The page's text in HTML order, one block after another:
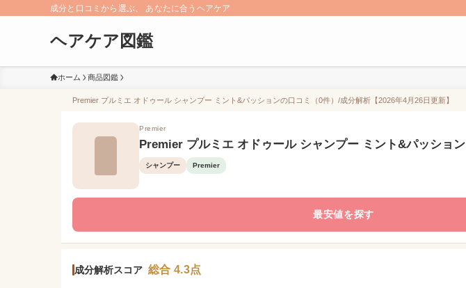
成分と口コミから選ぶ、 あなたに合うヘアケア
ヘアケア図鑑
ホーム 商品図鑑
Premier プルミエ オドゥール シャンプー ミント&パッションの口コミ（0件）/成分解析【2026年4月26日更新】
Premier
Premier プルミエ オドゥール シャンプー ミント&パッション
シャンプー Premier
最安値を探す
成分解析スコア 総合 4.3点